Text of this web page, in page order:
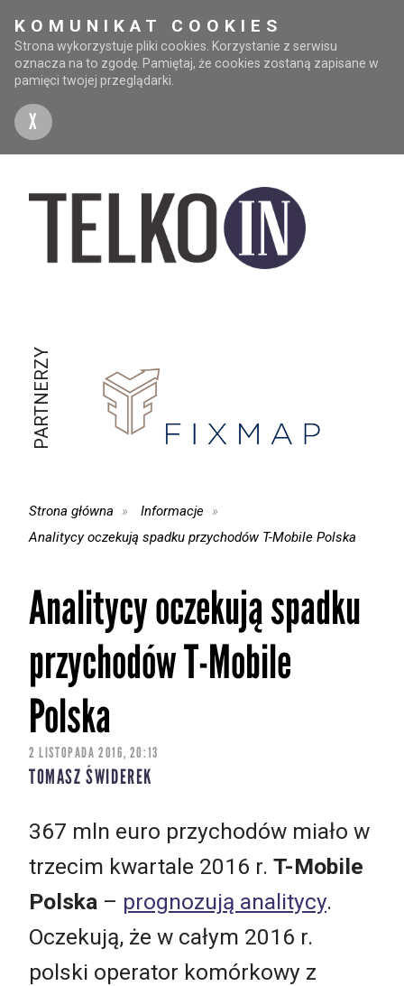
KOMUNIKAT COOKIES
Strona wykorzystuje pliki cookies. Korzystanie z serwisu
oznacza na to zgodę. Pamiętaj, że cookies zostaną zapisane w
pamięci twojej przeglądarki.
X
PARTNERZY
Strona główna
Informacje
Analitycy oczekują spadku przychodów T-Mobile Polska
Analitycy oczekują spadku
przychodów T-Mobile
Polska
2 LISTOPADA 2016, 20:13
TOMASZ ŚWIDEREK
367 mln euro przychodów miało w
trzecim kwartale 2016 r. T-Mobile
Polska – prognozują analitycy.
Oczekują, że w całym 2016 r.
polski operator komórkowy z